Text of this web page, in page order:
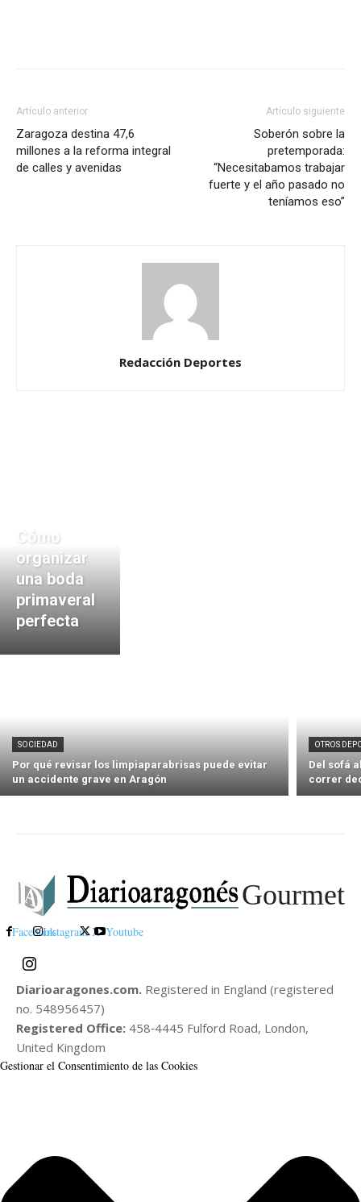
Artículo anterior
Zaragoza destina 47,6
millones a la reforma integral
de calles y avenidas
Artículo siguiente
Soberón sobre la
pretemporada:
“Necesitabamos trabajar
fuerte y el año pasado no
teníamos eso”
Redacción Deportes
Cómo
organizar
una boda
primaveral
perfecta
SOCIEDAD
Por qué revisar los limpiaparabrisas puede evitar
un accidente grave en Aragón
OTROS
Del sofá
correr
Gourmet
FacebookInstagram X Youtube
Diarioaragones.com. Registered in England (registered
no. 548956457)
Registered Office: 458‑4445 Fulford Road, London,
United Kingdom
Gestionar el Consentimiento de las Cookies